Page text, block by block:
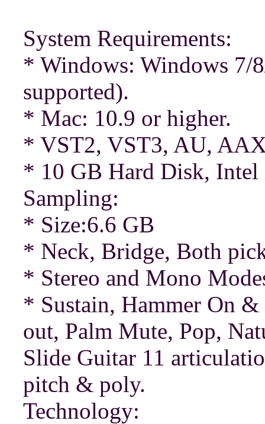
System Requirements:
* Windows: Windows 7/
supported).
* Mac: 10.9 or higher.
* VST2, VST3, AU,
* 10 GB Hard Disk, Intel
Sampling:
* Size:6.6 GB
* Neck, Bridge, Both
* Stereo and Mono
* Sustain, Hammer On
out, Palm Mute, Pop,
Slide Guitar 11
pitch & poly.
Technology: